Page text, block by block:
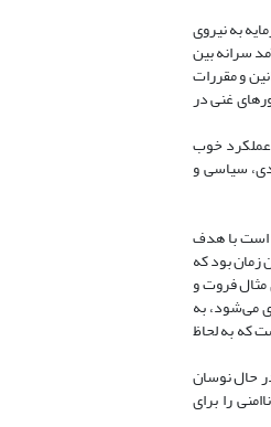
نسبت سرمایه به نیروی
سرانه بین
و مقررات
غنی در
عملکرد خوب
سیاسی و
است با هدف
1990 چندان توجه نشد و درواقع از آن زمان بود که
مستقیم خارجی به طور جدی مطرح شد (رضایی، شریفی رنانی، دایی‌کریم زاده و میرفتحی، 2016)؛ برای مثال فروت و
می‌شود، به
که به لحاظ
حال نوسان
را برای